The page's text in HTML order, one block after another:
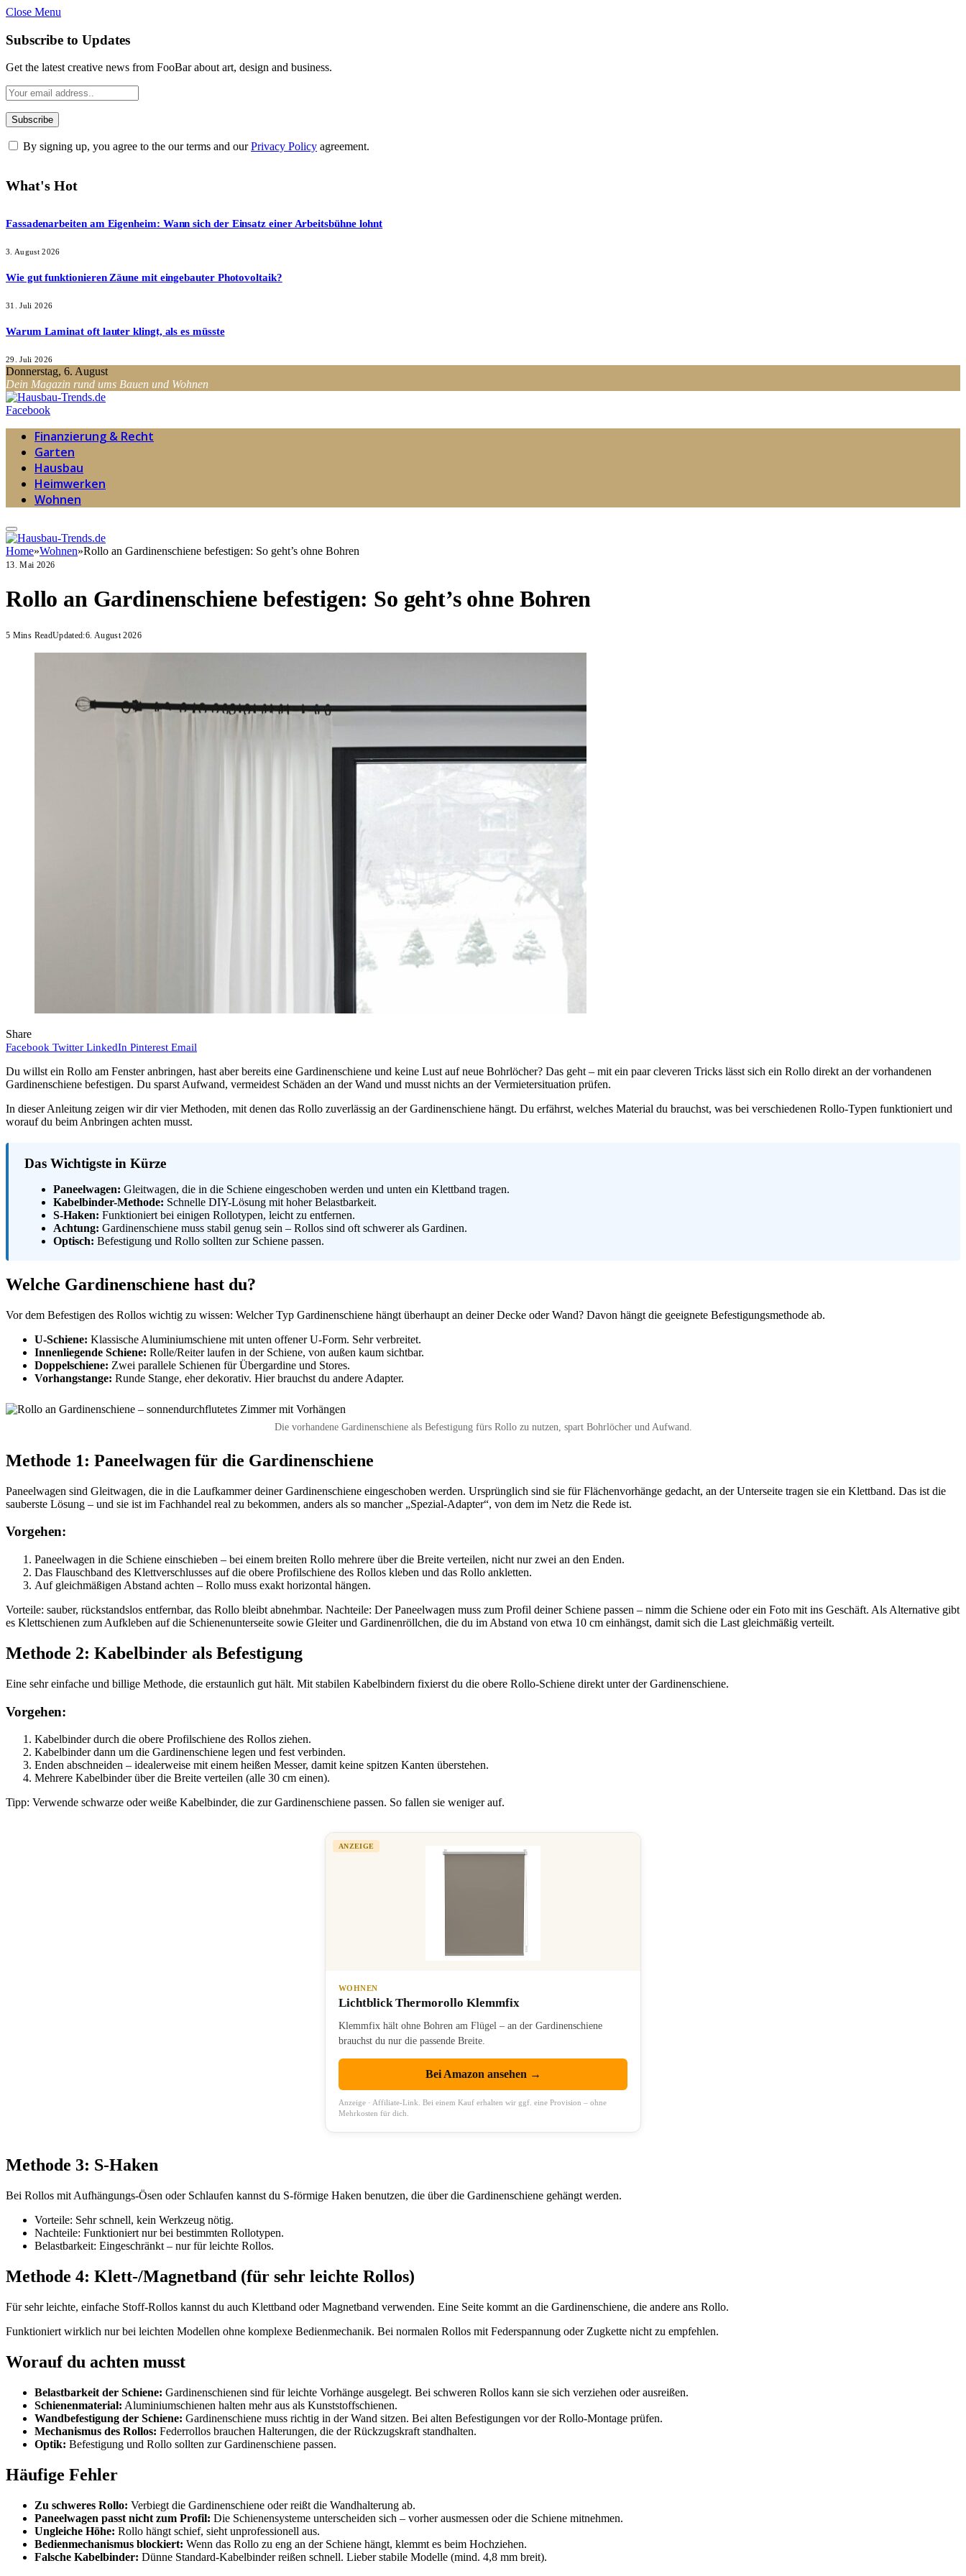
Close Menu
Subscribe to Updates
Get the latest creative news from FooBar about art, design and business.
By signing up, you agree to the our terms and ourPrivacy Policy agreement.
What's Hot
Fassadenarbeiten am Eigenheim: Wann sich der Einsatz einer Arbeitsbühne lohnt
3. August 2026
Wie gut funktionieren Zäune mit eingebauter Photovoltaik?
31. Juli 2026
Warum Laminat oft lauter klingt, als es müsste
29. Juli 2026
Donnerstag, 6. August
Dein Magazin rund ums Bauen und Wohnen
Facebook
Finanzierung & Recht
Garten
Hausbau
Heimwerken
Wohnen
Home»Wohnen»Rollo an Gardinenschiene befestigen: So geht’s ohne Bohren
13. Mai 2026
Rollo an Gardinenschiene befestigen: So geht’s ohne Bohren
5 Mins ReadUpdated:6. August 2026
Share
Facebook Twitter LinkedIn Pinterest Email
Du willst ein Rollo am Fenster anbringen, hast aber bereits eine Gardinenschiene und keine Lust auf neue Bohrlöcher? Das geht – mit ein paar cleveren Tricks lässt sich ein Rollo direkt an der vorhandenen
Gardinenschiene befestigen. Du sparst Aufwand, vermeidest Schäden an der Wand und musst nichts an der Vermietersituation prüfen.
In dieser Anleitung zeigen wir dir vier Methoden, mit denen das Rollo zuverlässig an der Gardinenschiene hängt. Du erfährst, welches Material du brauchst, was bei verschiedenen Rollo-Typen funktioniert und
worauf du beim Anbringen achten musst.
Das Wichtigste in Kürze
Paneelwagen: Gleitwagen, die in die Schiene eingeschoben werden und unten ein Klettband tragen.
Kabelbinder-Methode: Schnelle DIY-Lösung mit hoher Belastbarkeit.
S-Haken: Funktioniert bei einigen Rollotypen, leicht zu entfernen.
Achtung: Gardinenschiene muss stabil genug sein – Rollos sind oft schwerer als Gardinen.
Optisch: Befestigung und Rollo sollten zur Schiene passen.
Welche Gardinenschiene hast du?
Vor dem Befestigen des Rollos wichtig zu wissen: Welcher Typ Gardinenschiene hängt überhaupt an deiner Decke oder Wand? Davon hängt die geeignete Befestigungsmethode ab.
U-Schiene: Klassische Aluminiumschiene mit unten offener U-Form. Sehr verbreitet.
Innenliegende Schiene: Rolle/Reiter laufen in der Schiene, von außen kaum sichtbar.
Doppelschiene: Zwei parallele Schienen für Übergardine und Stores.
Vorhangstange: Runde Stange, eher dekorativ. Hier brauchst du andere Adapter.
Die vorhandene Gardinenschiene als Befestigung fürs Rollo zu nutzen, spart Bohrlöcher und Aufwand.
Methode 1: Paneelwagen für die Gardinenschiene
Paneelwagen sind Gleitwagen, die in die Laufkammer deiner Gardinenschiene eingeschoben werden. Ursprünglich sind sie für Flächenvorhänge gedacht, an der Unterseite tragen sie ein Klettband. Das ist die
sauberste Lösung – und sie ist im Fachhandel real zu bekommen, anders als so mancher „Spezial-Adapter“, von dem im Netz die Rede ist.
Vorgehen:
Paneelwagen in die Schiene einschieben – bei einem breiten Rollo mehrere über die Breite verteilen, nicht nur zwei an den Enden.
Das Flauschband des Klettverschlusses auf die obere Profilschiene des Rollos kleben und das Rollo ankletten.
Auf gleichmäßigen Abstand achten – Rollo muss exakt horizontal hängen.
Vorteile: sauber, rückstandslos entfernbar, das Rollo bleibt abnehmbar. Nachteile: Der Paneelwagen muss zum Profil deiner Schiene passen – nimm die Schiene oder ein Foto mit ins Geschäft. Als Alternative gibt
es Klettschienen zum Aufkleben auf die Schienenunterseite sowie Gleiter und Gardinenröllchen, die du im Abstand von etwa 10 cm einhängst, damit sich die Last gleichmäßig verteilt.
Methode 2: Kabelbinder als Befestigung
Eine sehr einfache und billige Methode, die erstaunlich gut hält. Mit stabilen Kabelbindern fixierst du die obere Rollo-Schiene direkt unter der Gardinenschiene.
Vorgehen:
Kabelbinder durch die obere Profilschiene des Rollos ziehen.
Kabelbinder dann um die Gardinenschiene legen und fest verbinden.
Enden abschneiden – idealerweise mit einem heißen Messer, damit keine spitzen Kanten überstehen.
Mehrere Kabelbinder über die Breite verteilen (alle 30 cm einen).
Tipp: Verwende schwarze oder weiße Kabelbinder, die zur Gardinenschiene passen. So fallen sie weniger auf.
ANZEIGE
WOHNEN
Lichtblick Thermorollo Klemmfix
Klemmfix hält ohne Bohren am Flügel – an der Gardinenschiene
brauchst du nur die passende Breite.
Bei Amazon ansehen →
Anzeige · Affiliate-Link. Bei einem Kauf erhalten wir ggf. eine Provision – ohne
Mehrkosten für dich.
Methode 3: S-Haken
Bei Rollos mit Aufhängungs-Ösen oder Schlaufen kannst du S-förmige Haken benutzen, die über die Gardinenschiene gehängt werden.
Vorteile: Sehr schnell, kein Werkzeug nötig.
Nachteile: Funktioniert nur bei bestimmten Rollotypen.
Belastbarkeit: Eingeschränkt – nur für leichte Rollos.
Methode 4: Klett-/Magnetband (für sehr leichte Rollos)
Für sehr leichte, einfache Stoff-Rollos kannst du auch Klettband oder Magnetband verwenden. Eine Seite kommt an die Gardinenschiene, die andere ans Rollo.
Funktioniert wirklich nur bei leichten Modellen ohne komplexe Bedienmechanik. Bei normalen Rollos mit Federspannung oder Zugkette nicht zu empfehlen.
Worauf du achten musst
Belastbarkeit der Schiene: Gardinenschienen sind für leichte Vorhänge ausgelegt. Bei schweren Rollos kann sie sich verziehen oder ausreißen.
Schienenmaterial: Aluminiumschienen halten mehr aus als Kunststoffschienen.
Wandbefestigung der Schiene: Gardinenschiene muss richtig in der Wand sitzen. Bei alten Befestigungen vor der Rollo-Montage prüfen.
Mechanismus des Rollos: Federrollos brauchen Halterungen, die der Rückzugskraft standhalten.
Optik: Befestigung und Rollo sollten zur Gardinenschiene passen.
Häufige Fehler
Zu schweres Rollo: Verbiegt die Gardinenschiene oder reißt die Wandhalterung ab.
Paneelwagen passt nicht zum Profil: Die Schienensysteme unterscheiden sich – vorher ausmessen oder die Schiene mitnehmen.
Ungleiche Höhe: Rollo hängt schief, sieht unprofessionell aus.
Bedienmechanismus blockiert: Wenn das Rollo zu eng an der Schiene hängt, klemmt es beim Hochziehen.
Falsche Kabelbinder: Dünne Standard-Kabelbinder reißen schnell. Lieber stabile Modelle (mind. 4,8 mm breit).